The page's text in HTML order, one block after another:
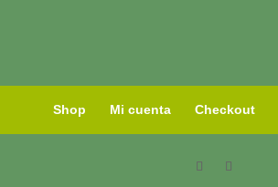
Shop Mi cuenta Checkout